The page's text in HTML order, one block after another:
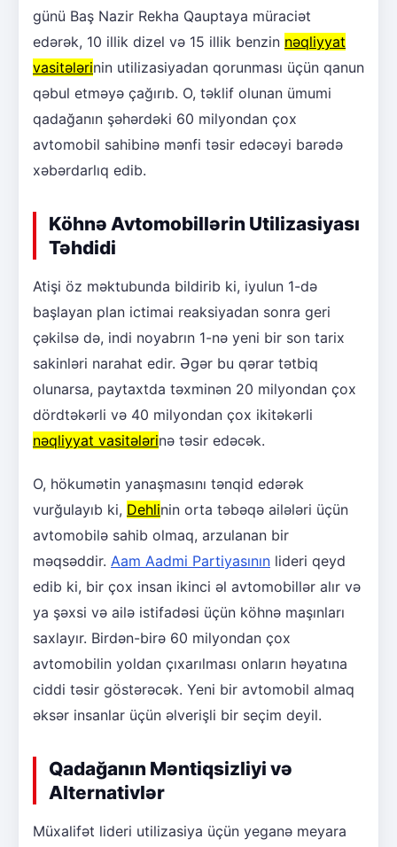
günü Baş Nazir Rekha Qauptaya müraciət
edərək, 10 illik dizel və 15 illik benzin nəqliyyat
vasitələrinin utilizasiyadan qorunması üçün qanun
qəbul etməyə çağırıb. O, təklif olunan ümumi
qadağanın şəhərdəki 60 milyondan çox
avtomobil sahibinə mənfi təsir edəcəyi barədə
xəbərdarlıq edib.
Köhnə Avtomobillərin Utilizasiyası
Təhdidi
Atişi öz məktubunda bildirib ki, iyulun 1-də
başlayan plan ictimai reaksiyadan sonra geri
çəkilsə də, indi noyabrın 1-nə yeni bir son tarix
sakinləri narahat edir. Əgər bu qərar tətbiq
olunarsa, paytaxtda təxminən 20 milyondan çox
dördtəkərli və 40 milyondan çox ikitəkərli
nəqliyyat vasitələrinə təsir edəcək.
O, hökumətin yanaşmasını tənqid edərək
vurğulayıb ki, Dehlinin orta təbəqə ailələri üçün
avtomobilə sahib olmaq, arzulanan bir
məqsəddir. Aam Aadmi Partiyasının lideri qeyd
edib ki, bir çox insan ikinci əl avtomobillər alır və
ya şəxsi və ailə istifadəsi üçün köhnə maşınları
saxlayır. Birdən-birə 60 milyondan çox
avtomobilin yoldan çıxarılması onların həyatına
ciddi təsir göstərəcək. Yeni bir avtomobil almaq
əksər insanlar üçün əlverişli bir seçim deyil.
Qadağanın Məntiqsizliyi və
Alternativlər
Müxalifət lideri utilizasiya üçün yeganə meyara